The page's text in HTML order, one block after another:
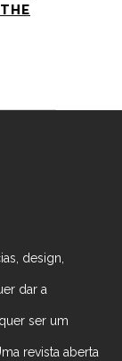
design,
dar a
ser um
revista aberta